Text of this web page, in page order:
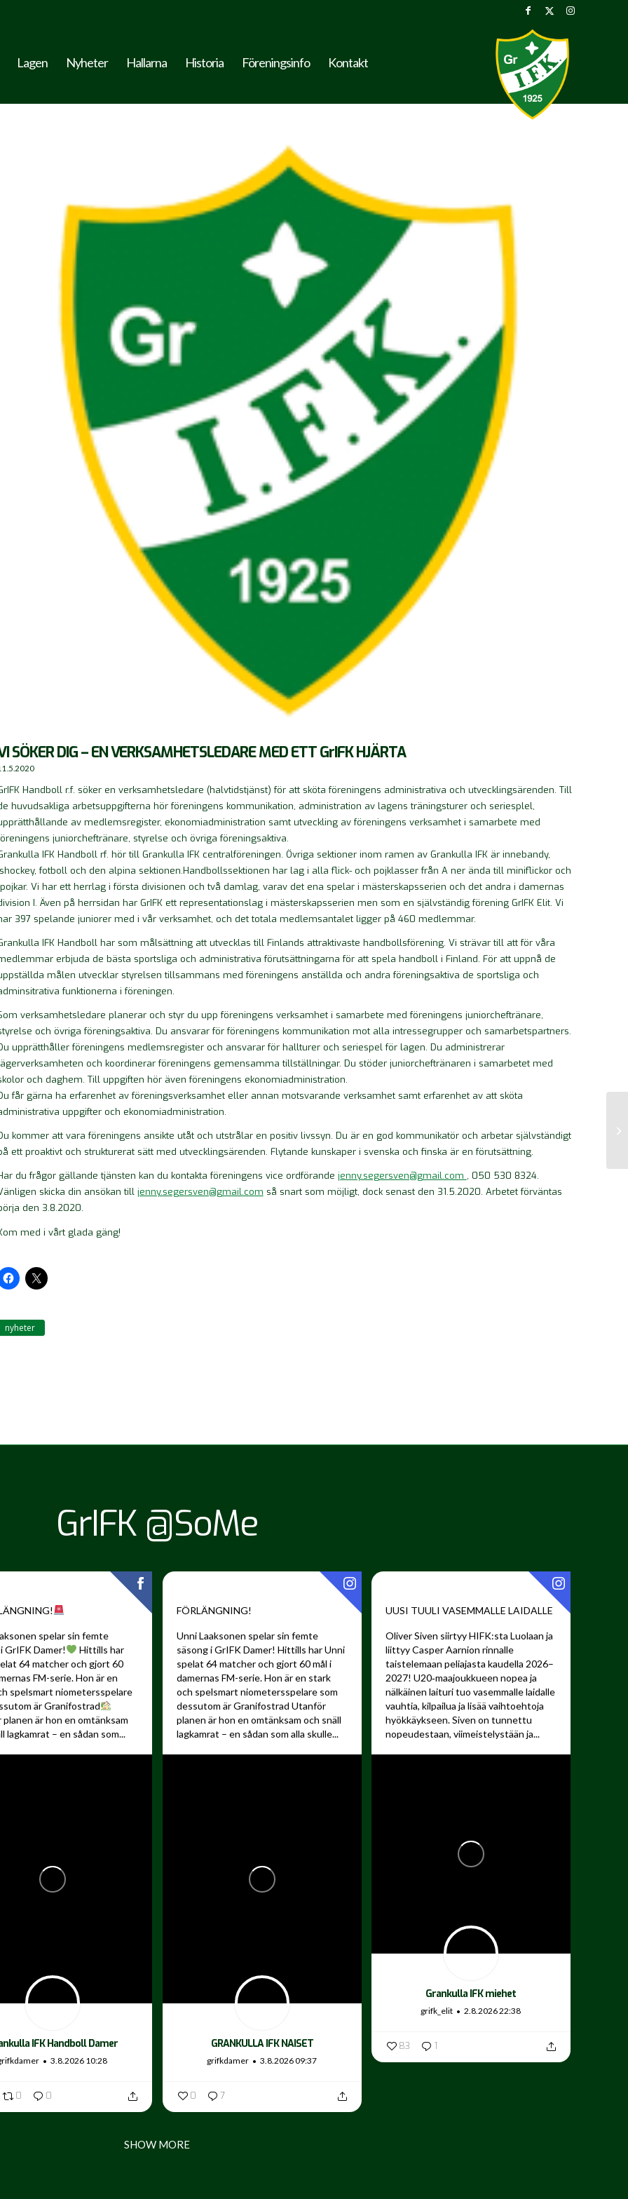
Lagen Nyheter Hallarna Historia Föreningsinfo Kontakt
SÖKER DIG – EN VERKSAMHETSLEDARE MED ETT GrIFK HJÄRTA
Handboll r.f. söker en verksamhetsledare (halvtidstjänst) för att sköta föreningens administrativa och utvecklingsärenden. Till
huvudsakliga arbetsuppgifterna hör föreningens kommunikation, administration av lagens träningsturer och seriesplel,
av medlemsregister, ekonomiadministration samt utveckling av föreningens verksamhet i samarbete med
juniorcheftränare, styrelse och övriga föreningsaktiva.
IFK Handboll rf. hör till Grankulla IFK centralföreningen. Övriga sektioner inom ramen av Grankulla IFK är innebandy,
fotboll och den alpina sektionen.Handbollssektionen har lag i alla flick- och pojklasser från A ner ända till miniflickor och
Vi har ett herrlag i första divisionen och två damlag, varav det ena spelar i mästerskapsserien och det andra i damernas
I. Även på herrsidan har GrIFK ett representationslag i mästerskapsserien men som en självständig förening GrIFK Elit. Vi
397 spelande juniorer med i vår verksamhet, och det totala medlemsantalet ligger på 460 medlemmar.
IFK Handboll har som målsättning att utvecklas till Finlands attraktivaste handbollsförening. Vi strävar till att för våra
erbjuda de bästa sportsliga och administrativa förutsättningarna för att spela handboll i Finland. För att uppnå de
målen utvecklar styrelsen tillsammans med föreningens anställda och andra föreningsaktiva de sportsliga och
funktionerna i föreningen.
verksamhetsledare planerar och styr du upp föreningens verksamhet i samarbete med föreningens juniorcheftränare,
och övriga föreningsaktiva. Du ansvarar för föreningens kommunikation mot alla intressegrupper och samarbetspartners.
upprätthåller föreningens medlemsregister och ansvarar för hallturer och seriespel för lagen. Du administrerar
och koordinerar föreningens gemensamma tillställningar. Du stöder juniorcheftränaren i samarbetet med
och daghem. Till uppgiften hör även föreningens ekonomiadministration.
får gärna ha erfarenhet av föreningsverksamhet eller annan motsvarande verksamhet samt erfarenhet av att sköta
uppgifter och ekonomiadministration.
kommer att vara föreningens ansikte utåt och utstrålar en positiv livssyn. Du är en god kommunikatör och arbetar självständigt
ett proaktivt och strukturerat sätt med utvecklingsärenden. Flytande kunskaper i svenska och finska är en förutsättning.
du frågor gällande tjänsten kan du kontakta föreningens vice ordförande jenny.segersven@gmail.com , 050 530 8324.
skicka din ansökan till jenny.segersven@gmail.com så snart som möjligt, dock senast den 31.5.2020. Arbetet förväntas
den 3.8.2020.
med i vårt glada gäng!
nyheter
GrIFK @SoMe
spelar sin femte
GrIFK Damer!
Hittills har
64 matcher och gjort 60
FM-serie. Hon är en
spelsmart niometersspelare
är Granifostrad
är hon en omtänksam
lagkamrat – en sådan som...
IFK Handboll Damer
3.8.2026 10:28
0 0
FÖRLÄNGNING!
Unni Laaksonen spelar sin femte
säsong i GrIFK Damer! Hittills har Unni
spelat 64 matcher och gjort 60 mål i
damernas FM-serie. Hon är en stark
och spelsmart niometersspelare som
dessutom är Granifostrad Utanför
planen är hon en omtänksam och snäll
lagkamrat – en sådan som alla skulle...
GRANKULLA IFK NAISET
grifkdamer 3.8.2026 09:37
0 7
UUSI TUULI VASEMMALLE LAIDALLE ️
Oliver Siven siirtyy HIFK:sta Luolaan ja
liittyy Casper Aarnion rinnalle
taistelemaan peliajasta kaudella 2026–
2027! U20‑maajoukkueen nopea ja
nälkäinen laituri tuo vasemmalle laidalle
vauhtia, kilpailua ja lisää vaihtoehtoja
hyökkäykseen. Siven on tunnettu
nopeudestaan, viimeistelystään ja...
Grankulla IFK miehet
grifk_elit 2.8.2026 22:38
83 1
SHOW MORE